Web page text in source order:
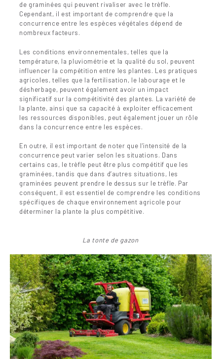
de graminées qui peuvent rivaliser avec le trèfle.
Cependant, il est important de comprendre que la
concurrence entre les espèces végétales dépend de
nombreux facteurs.
Les conditions environnementales, telles que la
température, la pluviométrie et la qualité du sol, peuvent
influencer la compétition entre les plantes. Les pratiques
agricoles, telles que la fertilisation, le labourage et le
désherbage, peuvent également avoir un impact
significatif sur la compétitivité des plantes. La variété de
la plante, ainsi que sa capacité à exploiter efficacement
les ressources disponibles, peut également jouer un rôle
dans la concurrence entre les espèces.
En outre, il est important de noter que l’intensité de la
concurrence peut varier selon les situations. Dans
certains cas, le trèfle peut être plus compétitif que les
graminées, tandis que dans d’autres situations, les
graminées peuvent prendre le dessus sur le trèfle. Par
conséquent, il est essentiel de comprendre les conditions
spécifiques de chaque environnement agricole pour
déterminer la plante la plus compétitive.
La tonte de gazon